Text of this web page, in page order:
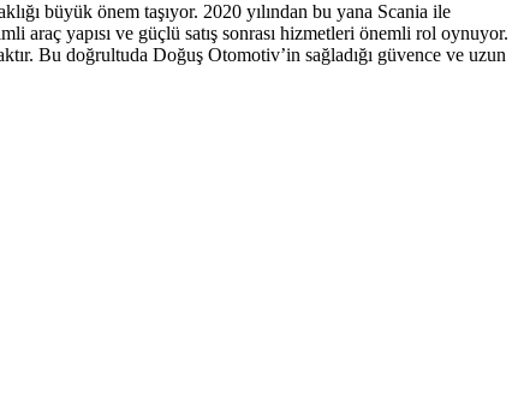
büyük önem taşıyor. 2020 yılından bu yana Scania ile
araç yapısı ve güçlü satış sonrası hizmetleri önemli rol oynuyor.
Bu doğrultuda Doğuş Otomotiv’in sağladığı güvence ve uzun